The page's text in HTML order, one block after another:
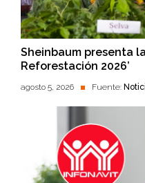
Sheinbaum presenta
Reforestación 2026’
agosto 5, 2026 Fuente: